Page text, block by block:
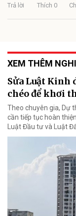
Trả lời Thích 0
XEM THÊM
Sửa Luật Kinh
chéo để khơi
Theo chuyên gia, Dự
cần tiếp tục hoàn
Luật Đầu tư và Luật